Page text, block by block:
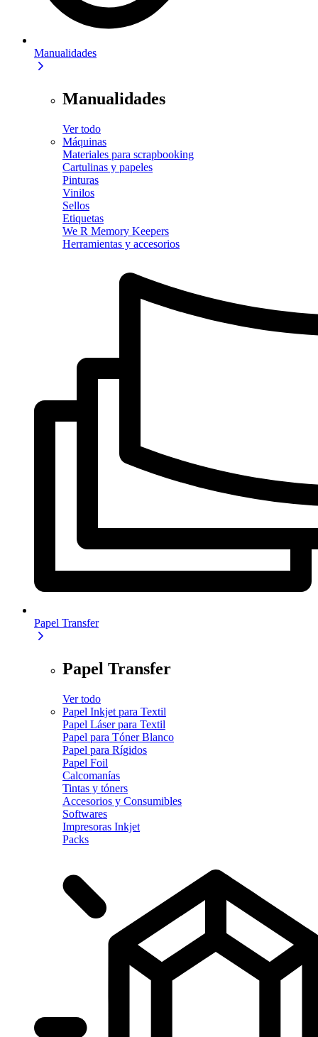
Manualidades
Manualidades
Ver todo
Máquinas
Materiales para scrapbooking
Cartulinas y papeles
Pinturas
Vinilos
Sellos
Etiquetas
We R Memory Keepers
Herramientas y accesorios
Papel Transfer
Papel Transfer
Ver todo
Papel Inkjet para Textil
Papel Láser para Textil
Papel para Tóner Blanco
Papel para Rígidos
Papel Foil
Calcomanías
Tintas y tóners
Accesorios y Consumibles
Softwares
Impresoras Inkjet
Packs